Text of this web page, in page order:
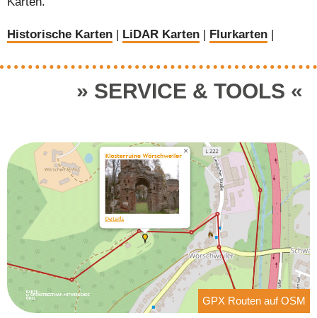
Historische Karten | LiDAR Karten | Flurkarten |
SERVICE & TOOLS
GPX Routen auf OSM